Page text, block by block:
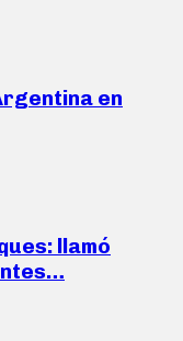
en
llamó